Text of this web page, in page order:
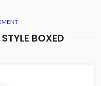
BOXED